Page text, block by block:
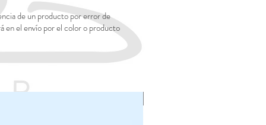
de un producto por error de
en el envío por el color o producto